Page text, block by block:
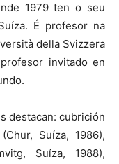
1979 ten o seu
É profesor na
della Svizzera
invitado en
destacan: cubrición
Suíza, 1986),
Suíza, 1988),